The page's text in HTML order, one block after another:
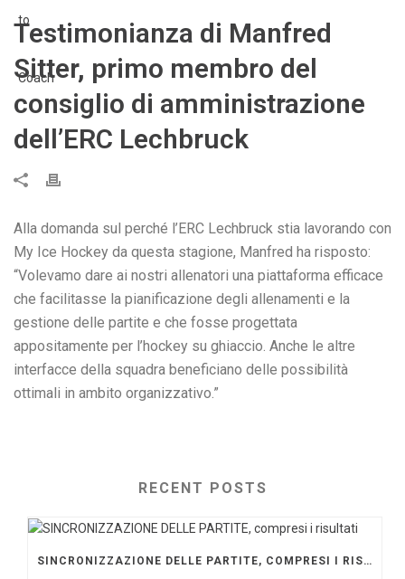
Testimonianza di Manfred
Sitter, primo membro del
consiglio di amministrazione
dell’ERC Lechbruck
Alla domanda sul perché l’ERC Lechbruck stia lavorando con
My Ice Hockey da questa stagione, Manfred ha risposto:
“Volevamo dare ai nostri allenatori una piattaforma efficace
che facilitasse la pianificazione degli allenamenti e la
gestione delle partite e che fosse progettata
appositamente per l’hockey su ghiaccio. Anche le altre
interfacce della squadra beneficiano delle possibilità
ottimali in ambito organizzativo.”
RECENT POSTS
SINCRONIZZAZIONE DELLE PARTITE, COMPRESI I RISULTATI